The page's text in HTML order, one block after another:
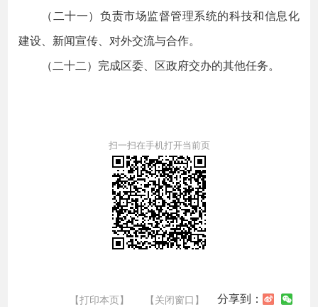
（二十一）负责市场监督管理系统的科技和信息化
建设、新闻宣传、对外交流与合作。
（二十二）完成区委、区政府交办的其他任务。
扫一扫在手机打开当前页
【打印本页】 【关闭窗口】 分享到：